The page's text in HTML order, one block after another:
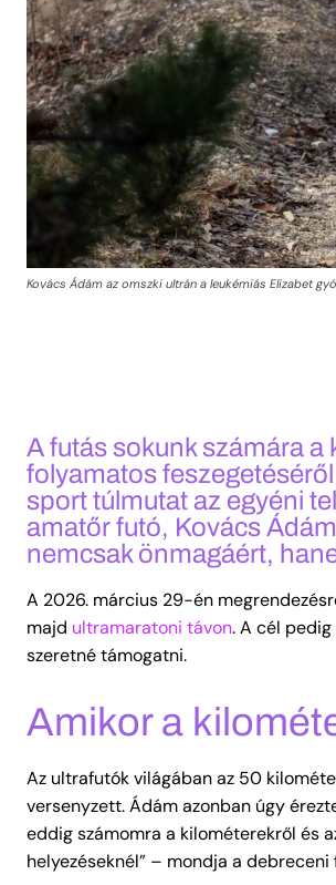
Kovács Ádám az omszki ultrán a leukémiás Elizabet
A futás sokunk számára
folyamatos
sport túlmutat az egyéni
amatőr futó, Kovács
nemcsak önmagáért,
A 2026. március 29-én
majd ultramaratoni távon. A cél
szeretné támogatni.
Amikor a
Az ultrafutók világában az 50
versenyzett. Ádám azonban úgy
eddig számomra a kilométerekről és
helyezéseknél” – mondja a debreceni